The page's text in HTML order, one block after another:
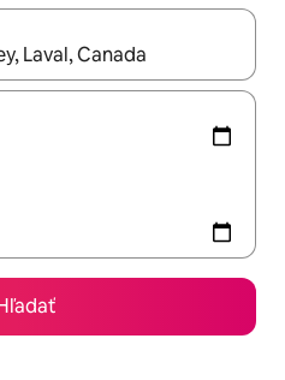
môžete si ich prechádzať